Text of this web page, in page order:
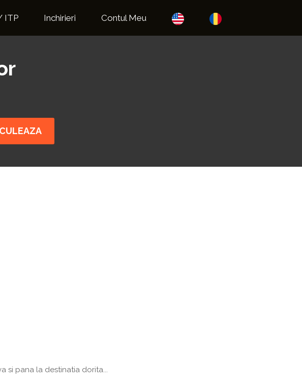
ITP Inchirieri Contul Meu
si pana la destinatia dorita...